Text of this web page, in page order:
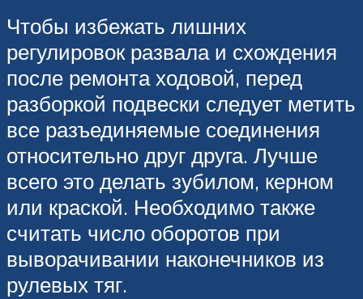
Чтобы избежать лишних
регулировок развала и схождения
после ремонта ходовой, перед
разборкой подвески следует метить
все разъединяемые соединения
относительно друг друга. Лучше
всего это делать зубилом, керном
или краской. Необходимо также
считать число оборотов при
выворачивании наконечников из
рулевых тяг.